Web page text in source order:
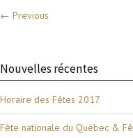
← Previous
Nouvelles récentes
Horaire des Fêtes 2017
Fête nationale du Québec &